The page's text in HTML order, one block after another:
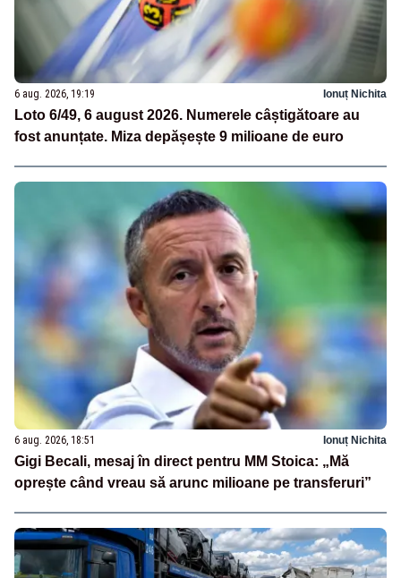
6 aug. 2026, 19:19 Ionuț Nichita
Loto 6/49, 6 august 2026. Numerele câștigătoare au
fost anunțate. Miza depășește 9 milioane de euro
6 aug. 2026, 18:51 Ionuț Nichita
Gigi Becali, mesaj în direct pentru MM Stoica: „Mă
oprește când vreau să arunc milioane pe transferuri”